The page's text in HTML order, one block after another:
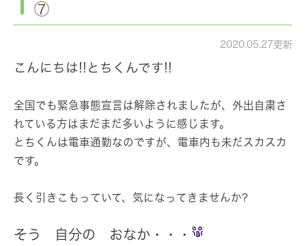
⑦
2020.05.27更新
こんにちは!!とちくんです!!
全国でも緊急事態宣言は解除されましたが、外出自粛さ
れている方はまだまだ多いように感じます。
とちくんは電車通勤なのですが、電車内も未だスカスカ
です。
長く引きこもっていて、気になってきませんか?
そう 自分の おなか・・・